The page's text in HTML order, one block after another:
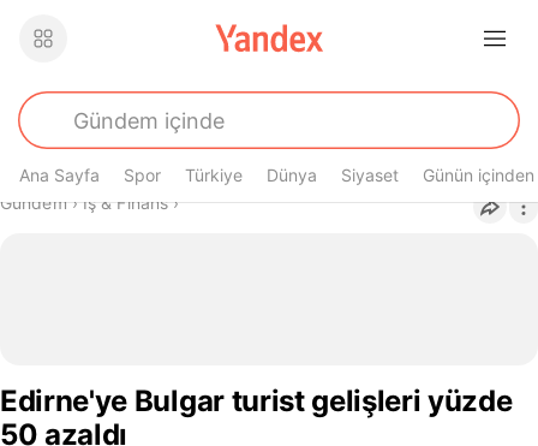
Ana Sayfa Spor Türkiye Dünya Siyaset Günün içinden
Buradasın
Gündem› İş & Finans›
Edirne'ye Bulgar turist gelişleri yüzde
50 azaldı